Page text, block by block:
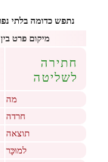
נתפש כדומה בלתי
מיקום פרט
חתירה
לשליטה
מה
חרדה
תוצאה
למוּכָּר